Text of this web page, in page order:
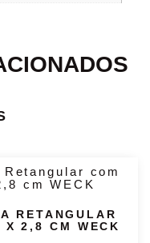
RETANGULAR
2,8 CM WECK